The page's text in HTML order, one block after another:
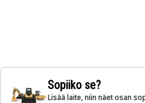
Sopiiko se?
Lisää laite, niin näet osan